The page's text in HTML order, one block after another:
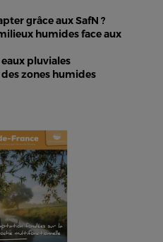
grâce aux SafN ?
humides face aux
pluviales
zones humides